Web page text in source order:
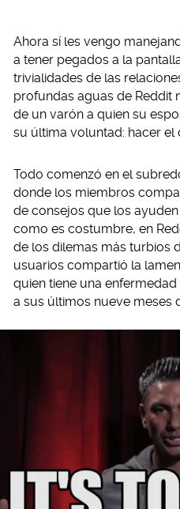
Ahora sí les vengo
a tener pegados a la
trivialidades de las
profundas aguas de Reddit
de un varón a quien su
su última voluntad: hacer el
Todo comenzó en el
donde los miembros
de consejos que los
como es costumbre, en
de los dilemas más turbios
usuarios compartió la
quien tiene una
a sus últimos nueve meses